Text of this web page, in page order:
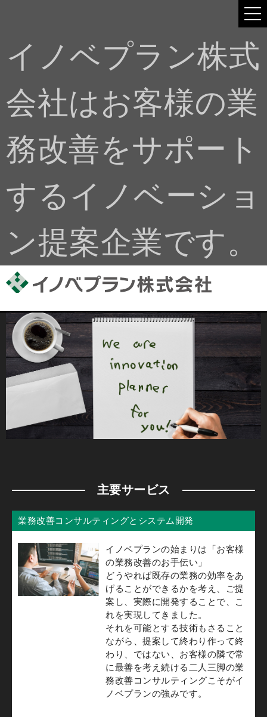
イノベプラン株式
会社はお客様の業
務改善をサポート
するイノベーショ
ン提案企業です。
主要サービス
業務改善コンサルティングとシステム開発
イノベプランの始まりは「お客様
の業務改善のお手伝い」
どうやれば既存の業務の効率をあ
げることができるかを考え、ご提
案し、実際に開発することで、こ
れを実現してきました。
それを可能とする技術もさること
ながら、提案して終わり作って終
わり、ではない、お客様の隣で常
に最善を考え続ける二人三脚の業
務改善コンサルティングこそがイ
ノベプランの強みです。